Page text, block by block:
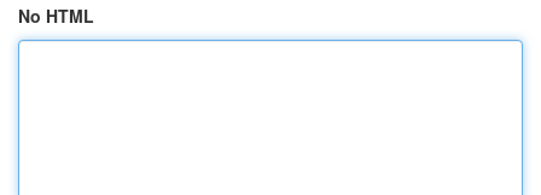
No HTML